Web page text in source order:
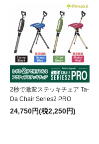
2秒で激変ステッキチェア Ta-
Da Chair Series2 PRO
24,750円(税2,250円)